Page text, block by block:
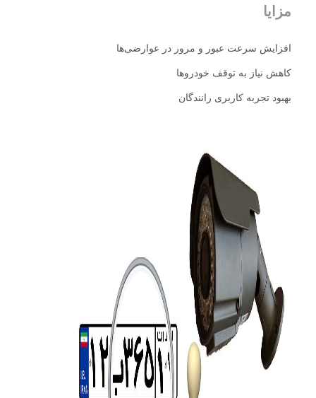
مزایا
افزایش سرعت عبور و مرور در عوارضی‌ها
کاهش نیاز به توقف خودروها
بهبود تجربه کاربری رانندگان